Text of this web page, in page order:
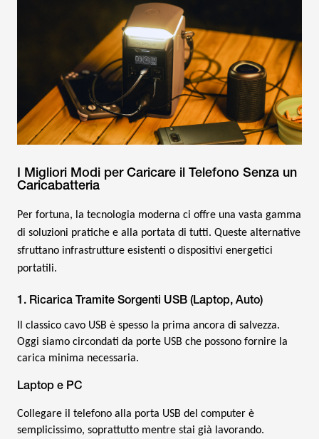
I Migliori Modi per Caricare il Telefono Senza un
Caricabatteria
Per fortuna, la tecnologia moderna ci offre una vasta gamma
di soluzioni pratiche e alla portata di tutti. Queste alternative
sfruttano infrastrutture esistenti o dispositivi energetici
portatili.
1. Ricarica Tramite Sorgenti USB (Laptop, Auto)
Il classico cavo USB è spesso la prima ancora di salvezza.
Oggi siamo circondati da porte USB che possono fornire la
carica minima necessaria.
Laptop e PC
Collegare il telefono alla porta USB del computer è
semplicissimo, soprattutto mentre stai già lavorando.